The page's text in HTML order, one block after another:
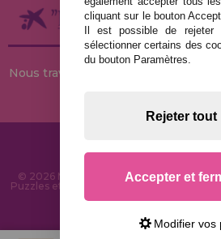
Nous travaillons avec des stocks
© 2026 MaisonDesPuzzles.fr - Boutique
Puzzles et des Casse-têtes sur Internet.
cliquant sur le bouton
Il est possible de
sélectionner certains des
du bouton Paramètres.
Rejeter tout
Accepter et
Modifier vos